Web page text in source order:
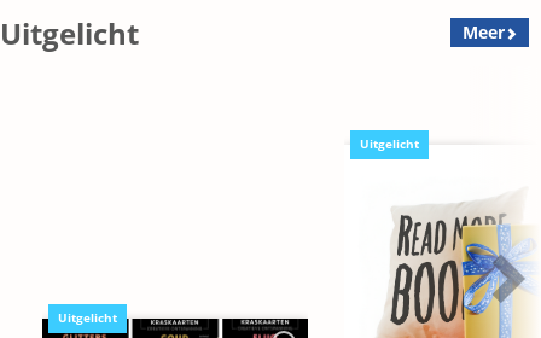
Uitgelicht Meer
Uitgelicht
Uitgelicht